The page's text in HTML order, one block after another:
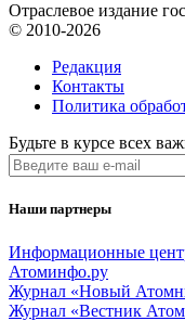
Отраслевое издание
© 2010-2026
Редакция
Контакты
Политика
Будьте в курсе всех
Наши партнеры
Информационные
Атоминфо.ру
Журнал «Новый
Журнал «Вестник